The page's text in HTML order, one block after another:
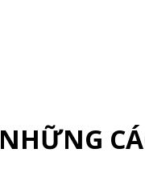
NHỮNG